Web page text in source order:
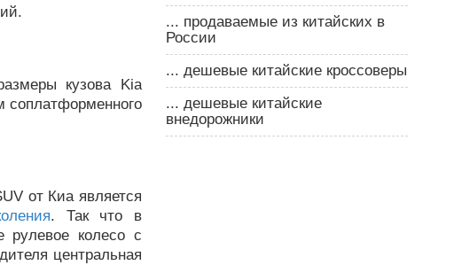
кузова Kia
соплатформенного
от Киа является
. Так что в
рулевое колесо с
центральная
... продаваемые из китайских в
России
... дешевые китайские кроссоверы
... дешевые китайские
внедорожники